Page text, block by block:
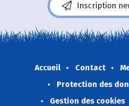
Inscription
Accueil Contact
Protection des
Gestion des cookies